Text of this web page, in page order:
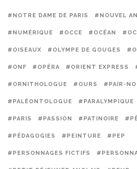
#NOTRE DAME DE PARIS #NOUVEL
#NUMÉRIQUE #OCCE #OCÉAN
#OISEAUX #OLYMPE DE GOUGES
#ONF #OPÉRA #ORIENT EXPRESS
#ORNITHOLOGUE #OURS #PAIR-
#PALÉONTOLOGUE #PARALYMPIQUE
#PARIS #PASSION #PATINOIRE
#PÉDAGOGIES #PEINTURE #PEP
#PERSONNAGES FICTIFS